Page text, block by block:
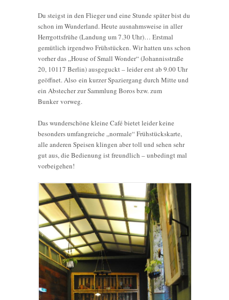
Du steigst in den Flieger und eine Stunde später bist du
schon im Wunderland. Heute ausnahmsweise in aller
Herrgottsfrühe (Landung um 7.30 Uhr)… Erstmal
gemütlich irgendwo Frühstücken. Wir hatten uns schon
vorher das „House of Small Wonder“ (Johannisstraße
20, 10117 Berlin) ausgeguckt – leider erst ab 9.00 Uhr
geöffnet. Also ein kurzer Spaziergang durch Mitte und
ein Abstecher zur Sammlung Boros bzw. zum
Bunker vorweg.
Das wunderschöne kleine Café bietet leider keine
besonders umfangreiche „normale“ Frühstückskarte,
alle anderen Speisen klingen aber toll und sehen sehr
gut aus, die Bedienung ist freundlich – unbedingt mal
vorbeigehen!